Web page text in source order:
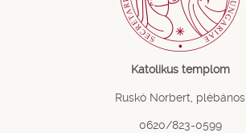
Katolikus templom
Ruskó Norbert, plébános
0620/823-0599